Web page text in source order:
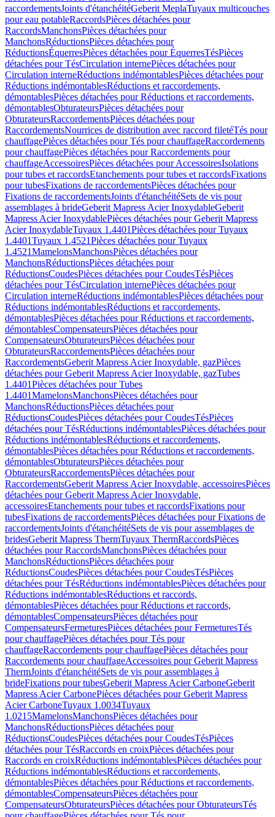
raccordementsJoints d'étanchéitéGeberit MeplaTuyaux multicouches
pour eau potableRaccordsPièces détachées pour
RaccordsManchonsPièces détachées pour
ManchonsRéductionsPièces détachées pour
RéductionsÉquerresPièces détachées pour ÉquerresTésPièces
détachées pour TésCirculation internePièces détachées pour
Circulation interneRéductions indémontablesPièces détachées pour
Réductions indémontablesRéductions et raccordements,
démontablesPièces détachées pour Réductions et raccordements,
démontablesObturateursPièces détachées pour
ObturateursRaccordementsPièces détachées pour
RaccordementsNourrices de distribution avec raccord filetéTés pour
chauffagePièces détachées pour Tés pour chauffageRaccordements
pour chauffagePièces détachées pour Raccordements pour
chauffageAccessoiresPièces détachées pour AccessoiresIsolations
pour tubes et raccordsEtanchements pour tubes et raccordsFixations
pour tubesFixations de raccordementsPièces détachées pour
Fixations de raccordementsJoints d'étanchéitéSets de vis pour
assemblages à brideGeberit Mapress Acier InoxydableGeberit
Mapress Acier InoxydablePièces détachées pour Geberit Mapress
Acier InoxydableTuyaux 1.4401Pièces détachées pour Tuyaux
1.4401Tuyaux 1.4521Pièces détachées pour Tuyaux
1.4521MamelonsManchonsPièces détachées pour
ManchonsRéductionsPièces détachées pour
RéductionsCoudesPièces détachées pour CoudesTésPièces
détachées pour TésCirculation internePièces détachées pour
Circulation interneRéductions indémontablesPièces détachées pour
Réductions indémontablesRéductions et raccordements,
démontablesPièces détachées pour Réductions et raccordements,
démontablesCompensateursPièces détachées pour
CompensateursObturateursPièces détachées pour
ObturateursRaccordementsPièces détachées pour
RaccordementsGeberit Mapress Acier Inoxydable, gazPièces
détachées pour Geberit Mapress Acier Inoxydable, gazTubes
1.4401Pièces détachées pour Tubes
1.4401MamelonsManchonsPièces détachées pour
ManchonsRéductionsPièces détachées pour
RéductionsCoudesPièces détachées pour CoudesTésPièces
détachées pour TésRéductions indémontablesPièces détachées pour
Réductions indémontablesRéductions et raccordements,
démontablesPièces détachées pour Réductions et raccordements,
démontablesObturateursPièces détachées pour
ObturateursRaccordementsPièces détachées pour
RaccordementsGeberit Mapress Acier Inoxydable, accessoiresPièces
détachées pour Geberit Mapress Acier Inoxydable,
accessoiresEtanchements pour tubes et raccordsFixations pour
tubesFixations de raccordementsPièces détachées pour Fixations de
raccordementsJoints d'étanchéitéSets de vis pour assemblages de
bridesGeberit Mapress ThermTuyaux ThermRaccordsPièces
détachées pour RaccordsManchonsPièces détachées pour
ManchonsRéductionsPièces détachées pour
RéductionsCoudesPièces détachées pour CoudesTésPièces
détachées pour TésRéductions indémontablesPièces détachées pour
Réductions indémontablesRéductions et raccords,
démontablesPièces détachées pour Réductions et raccords,
démontablesCompensateursPièces détachées pour
CompensateursFermeturesPièces détachées pour FermeturesTés
pour chauffagePièces détachées pour Tés pour
chauffageRaccordements pour chauffagePièces détachées pour
Raccordements pour chauffageAccessoires pour Geberit Mapress
ThermJoints d'étanchéitéSets de vis pour assemblages à
brideFixations pour tubesGeberit Mapress Acier CarboneGeberit
Mapress Acier CarbonePièces détachées pour Geberit Mapress
Acier CarboneTuyaux 1.0034Tuyaux
1.0215MamelonsManchonsPièces détachées pour
ManchonsRéductionsPièces détachées pour
RéductionsCoudesPièces détachées pour CoudesTésPièces
détachées pour TésRaccords en croixPièces détachées pour
Raccords en croixRéductions indémontablesPièces détachées pour
Réductions indémontablesRéductions et raccordements,
démontablesPièces détachées pour Réductions et raccordements,
démontablesCompensateursPièces détachées pour
CompensateursObturateursPièces détachées pour ObturateursTés